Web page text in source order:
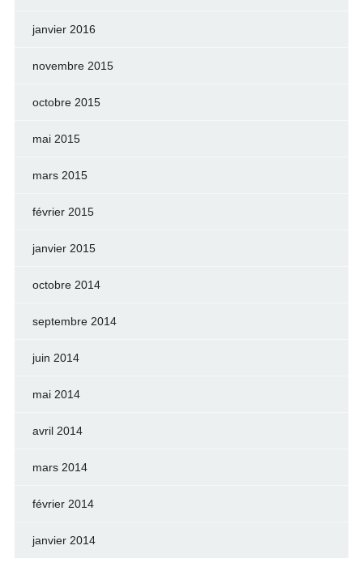
janvier 2016
novembre 2015
octobre 2015
mai 2015
mars 2015
février 2015
janvier 2015
octobre 2014
septembre 2014
juin 2014
mai 2014
avril 2014
mars 2014
février 2014
janvier 2014